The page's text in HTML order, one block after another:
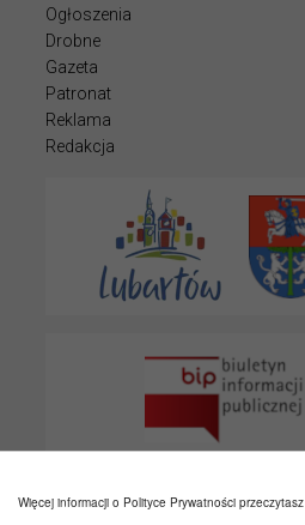
Ogłoszenia
Drobne
Gazeta
Patronat
Reklama
Redakcja
Więcej informacji o Polityce Prywatności przeczytasz